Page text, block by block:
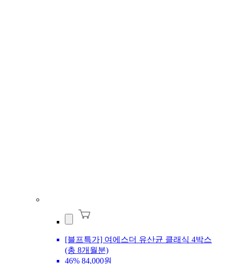
[블프특가] 여에스더 유산균 클래식 4박스
(총 8개월분)
46% 84,000원